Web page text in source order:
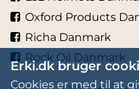
Oxford Products
Richa Danmark
Rock Oil Danmark
Erki.dk bruger
Cookies er med til at